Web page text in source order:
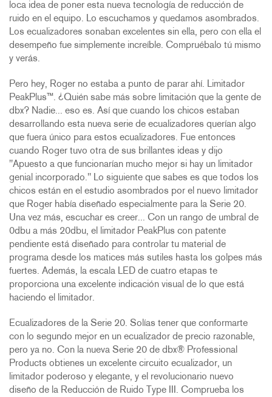
loca idea de poner esta nueva tecnología de reducción de
ruido en el equipo. Lo escuchamos y quedamos asombrados.
Los ecualizadores sonaban excelentes sin ella, pero con ella el
desempeño fue simplemente increíble. Compruébalo tú mismo
y verás.
Pero hey, Roger no estaba a punto de parar ahí. Limitador
PeakPlus™. ¿Quién sabe más sobre limitación que la gente de
dbx? Nadie... eso es. Así que cuando los chicos estaban
desarrollando esta nueva serie de ecualizadores querían algo
que fuera único para estos ecualizadores. Fue entonces
cuando Roger tuvo otra de sus brillantes ideas y dijo
"Apuesto a que funcionarían mucho mejor si hay un limitador
genial incorporado." Lo siguiente que sabes es que todos los
chicos están en el estudio asombrados por el nuevo limitador
que Roger había diseñado especialmente para la Serie 20.
Una vez más, escuchar es creer... Con un rango de umbral de
0dbu a más 20dbu, el limitador PeakPlus con patente
pendiente está diseñado para controlar tu material de
programa desde los matices más sutiles hasta los golpes más
fuertes. Además, la escala LED de cuatro etapas te
proporciona una excelente indicación visual de lo que está
haciendo el limitador.
Ecualizadores de la Serie 20. Solías tener que conformarte
con lo segundo mejor en un ecualizador de precio razonable,
pero ya no. Con la nueva Serie 20 de dbx® Professional
Products obtienes un excelente circuito ecualizador, un
limitador poderoso y elegante, y el revolucionario nuevo
diseño de la Reducción de Ruido Type III. Comprueba los